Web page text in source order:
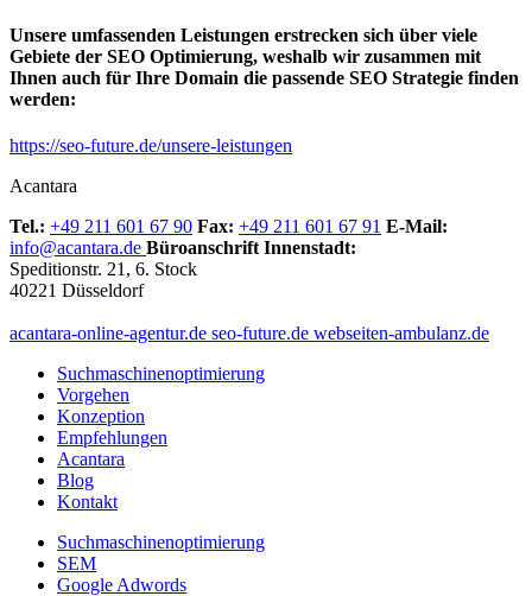
Unsere umfassenden Leistungen erstrecken sich über viele
Gebiete der SEO Optimierung, weshalb wir zusammen mit
Ihnen auch für Ihre Domain die passende SEO Strategie finden
werden:
https://seo-future.de/unsere-leistungen
Acantara
Tel.: +49 211 601 67 90 Fax: +49 211 601 67 91 E-Mail:
info@acantara.de Büroanschrift Innenstadt:
Speditionstr. 21, 6. Stock
40221 Düsseldorf
acantara-online-agentur.de seo-future.de webseiten-ambulanz.de
Suchmaschinenoptimierung
Vorgehen
Konzeption
Empfehlungen
Acantara
Blog
Kontakt
Suchmaschinenoptimierung
SEM
Google Adwords